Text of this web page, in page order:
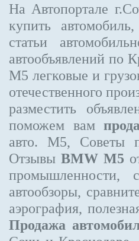
На Автопортале
купить
статьи
автообъявлений по
M5 легковые и
отечественного
разместить
поможем вам
авто. M5, Советы
Отзывы BMW M5
промышленности,
автообзоры,
аэрография,
Продажа